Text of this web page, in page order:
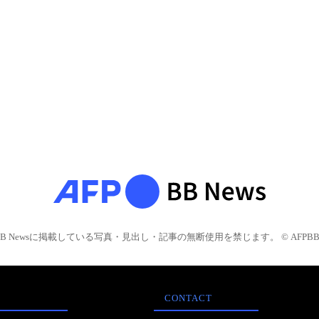
Newsに掲載している写真・見出し・記事の無断使用を禁じます。 © AFPBB
CONTACT